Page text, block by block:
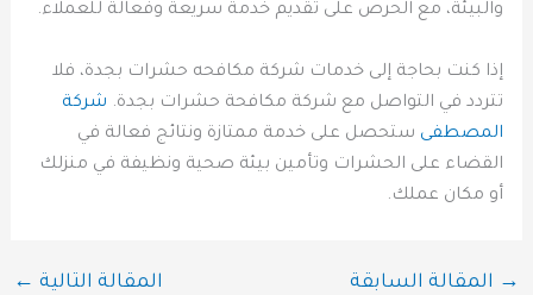
والبيئة، مع الحرص على تقديم خدمة سريعة وفعالة للعملاء.
إذا كنت بحاجة إلى خدمات شركة مكافحه حشرات بجدة، فلا
تتردد في التواصل مع شركة مكافحة حشرات بجدة. شركة
المصطفى ستحصل على خدمة ممتازة ونتائج فعالة في
القضاء على الحشرات وتأمين بيئة صحية ونظيفة في منزلك
أو مكان عملك.
→ المقالة السابقة المقالة التالية ←